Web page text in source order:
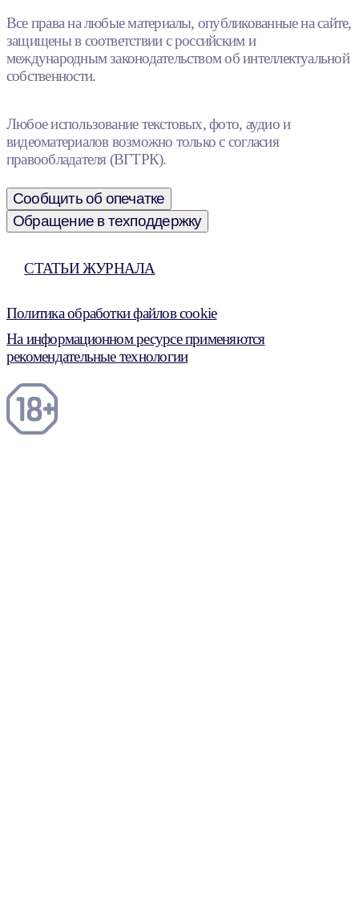
Все права на любые материалы, опубликованные на сайте,
защищены в соответствии с российским и
международным законодательством об интеллектуальной
собственности.
Любое использование текстовых, фото, аудио и
видеоматериалов возможно только с согласия
правообладателя (ВГТРК).
Сообщить об опечатке
Обращение в техподдержку
СТАТЬИ ЖУРНАЛА
Политика обработки файлов cookie
На информационном ресурсе применяются
рекомендательные технологии